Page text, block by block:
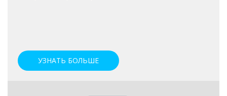
УЗНАТЬ БОЛЬШЕ